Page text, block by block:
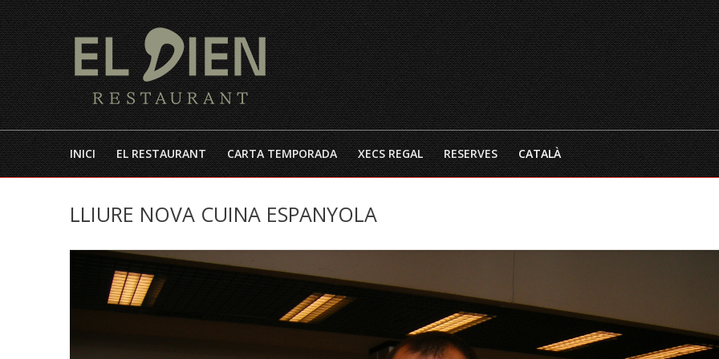
INICI EL RESTAURANT CARTA TEMPORADA XECS REGAL RESERVES CATALÀ
LLIURE NOVA CUINA ESPANYOLA
INICI EL RESTAURANT CARTA